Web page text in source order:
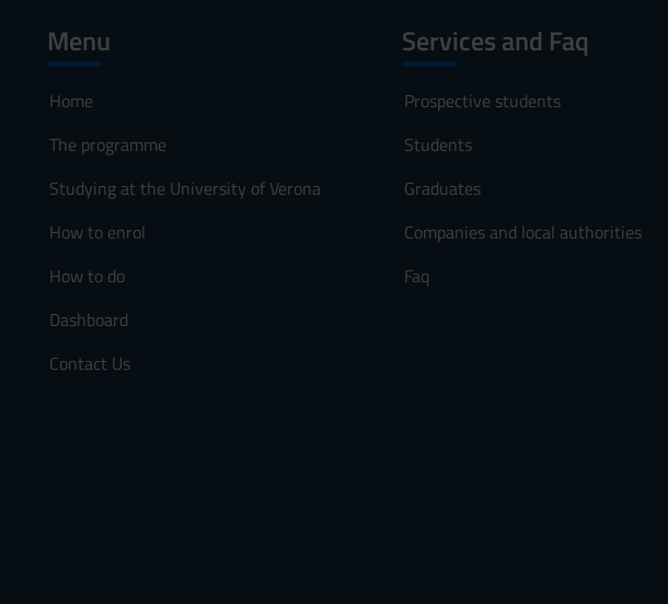
Menu
Home
The programme
Studying at the University of Verona
How to enrol
How to do
Dashboard
Contact Us
Services and Faq
Prospective students
Students
Graduates
Companies and local authorities
Faq